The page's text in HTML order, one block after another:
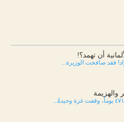
أن تهمد؟!
فقد صافحت الوزيرة...
والهزيمة